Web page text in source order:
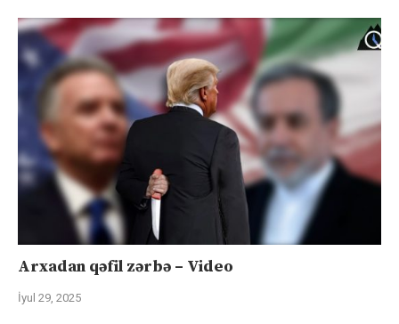
Arxadan qəfil zərbə – Video
İyul 29, 2025